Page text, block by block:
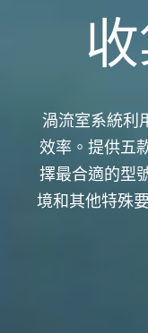
渦流室系統利
效率。提供五
擇最合適的型
境和其他特殊